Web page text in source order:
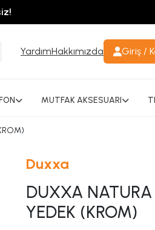
YardımHakkımızda Giriş /
MUTFAK AKSESUARI
Duxxa
DUXXA
YEDEK (KROM)